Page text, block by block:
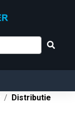
Distributie